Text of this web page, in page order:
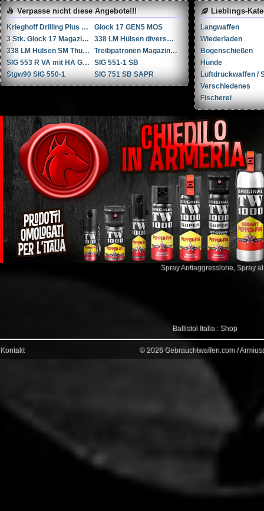
Verpasse nicht diese Angebote!!!
Krieghoff Drilling Plus 7x65R / 20-76 / 222Rem
Glock 17 GEN5 MOS
3 Stk. Glock 17 Magazine
338 LM Hülsen diverse Hersteller
338 LM Hülsen SM Thun / RUAG Thun
Treibpatronen Magazin STGW 57
SIG 553 R VA mit HA Griffstück
SIG 551-1 SB
Stgw90 SIG 550-1
SIG 751 SB SAPR
Lieblings-
Langwaffen
Wiederladen
Bogenschießen
Hunde
Luftdruckwaffen /
Verschiedenes
Fischerei
Spray Antiaggressione, Spray
Ballistol Italia : Shop
Kontakt © 2026 Gebrauchtwaffen.com /